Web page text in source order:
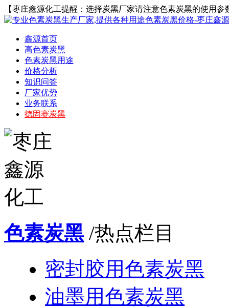
【枣庄鑫源化工提醒：选择炭黑厂家请注意色素炭黑的使用参
鑫源首页
高色素炭黑
色素炭黑用途
价格分析
知识问答
厂家优势
业务联系
德固赛炭黑
色素炭黑 /热点栏目
密封胶用色素炭黑
油墨用色素炭黑